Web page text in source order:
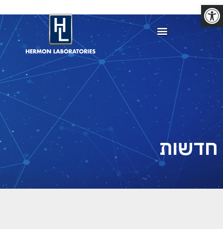
פתח סרגל נגישות
חדשות